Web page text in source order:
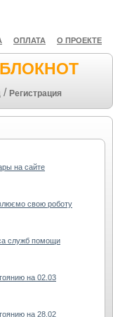
ОПЛАТА О ПРОЕКТЕ
/ Регистрация
на сайте
свою роботу
служб помощи
на 02.03
на 28.02